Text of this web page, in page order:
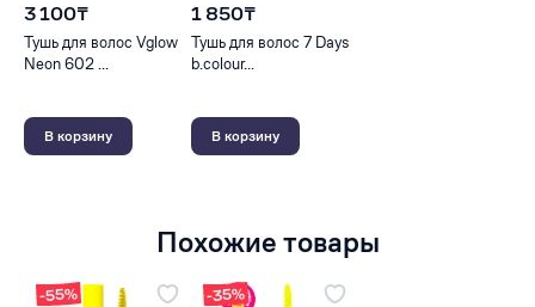
3 100₸
Тушь для волос Vglow
Neon 602 ...
В корзину
1 850₸
Тушь для волос 7 Days
b.colour...
В корзину
Похожие товары
-55% -35%